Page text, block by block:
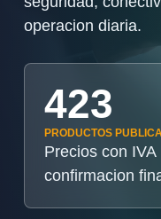
operacion diaria.
423
PRODUCTOS
Precios con
confirmacion